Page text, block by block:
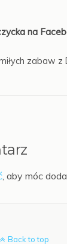
na
zabaw z
, aby móc
Back to top